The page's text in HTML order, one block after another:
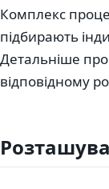
Комплекс
підбирають
Детальніше про
відповідному